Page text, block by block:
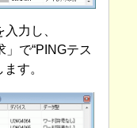
力し、
」で“PINGテス
す。